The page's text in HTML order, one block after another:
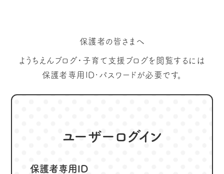
保護者の皆さまへ
ようちえんブログ・子育て支援ブログを閲覧するには
保護者専用ID･パスワードが必要です。
ユーザーログイン
保護者専用ID